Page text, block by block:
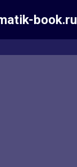
book.ru